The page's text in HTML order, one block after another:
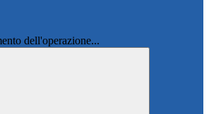
dell'operazione...